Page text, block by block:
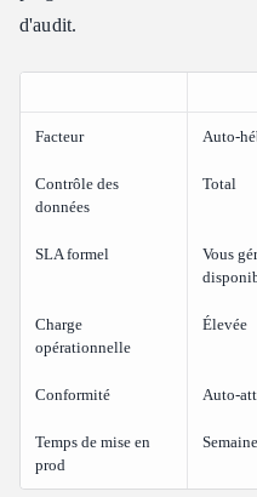
d'audit.
Facteur Auto-
Contrôle des
données
Total
SLA formel
Vous
Charge
opérationnelle
Élevée
Conformité Auto-
Temps de mise en
prod